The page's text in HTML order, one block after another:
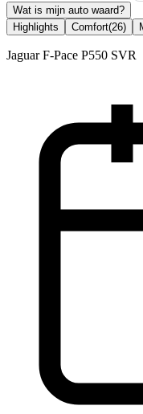
Wat is mijn auto waard?
Highlights
Comfort(26)
Jaguar F-Pace P550 SVR